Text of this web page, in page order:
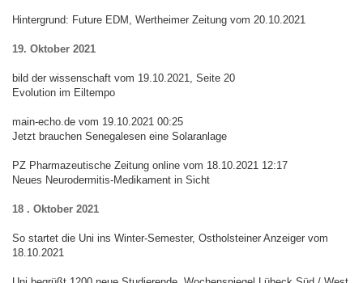
Hintergrund: Future EDM, Wertheimer Zeitung vom 20.10.2021
19. Oktober 2021
bild der wissenschaft vom 19.10.2021, Seite 20
Evolution im Eiltempo
main-echo.de vom 19.10.2021 00:25
Jetzt brauchen Senegalesen eine Solaranlage
PZ Pharmazeutische Zeitung online vom 18.10.2021 12:17
Neues Neurodermitis-Medikament in Sicht
18 . Oktober 2021
So startet die Uni ins Winter-Semester, Ostholsteiner Anzeiger vom
18.10.2021